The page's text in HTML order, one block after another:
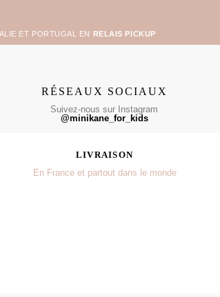
ET PORTUGAL EN RELAIS PICKUP
RÉSEAUX SOCIAUX
Suivez-nous sur Instagram
@minikane_for_kids
LIVRAISON
En France et partout dans le monde